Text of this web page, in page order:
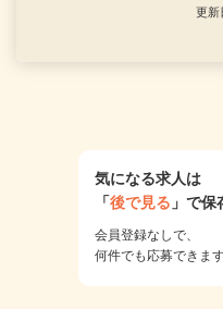
更新
気になる求人は
「後で見る 」で保
会員登録なしで、
何件でも応募できます